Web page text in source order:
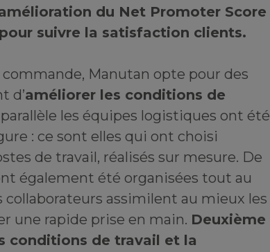
du Net Promoter Score
suivre la satisfaction clients.
Manutan opte pour des
d’améliorer les conditions de
parallèle les équipes logistiques ont été
: ce sont elles qui ont choisi
de travail, réalisés sur mesure. De
également été organisées tout au
collaborateurs assimilent au mieux les
une rapide prise en main. Deuxième
conditions de travail et la